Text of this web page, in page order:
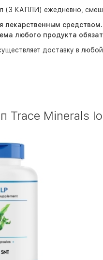
(3 КАПЛИ) ежедневно,
лекарственным
любого продукта
доставку в
Trace Minerals